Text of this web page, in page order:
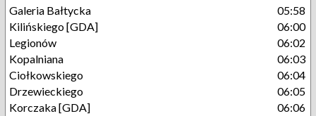
Galeria Bałtycka
05:58
Kilińskiego [GDA]
06:00
Legionów
06:02
Kopalniana
06:03
Ciołkowskiego
06:04
Drzewieckiego
06:05
Korczaka [GDA]
06:06